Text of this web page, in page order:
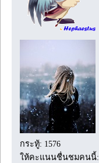
กระทู้: 1576
ให้คะแนนชื่นชมคนนี้: